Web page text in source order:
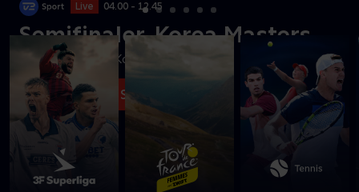
Live 04.00 - 12.45
Semifinaler, Korea Masters
Se semifinaler fra Korea Masters
Se med nu